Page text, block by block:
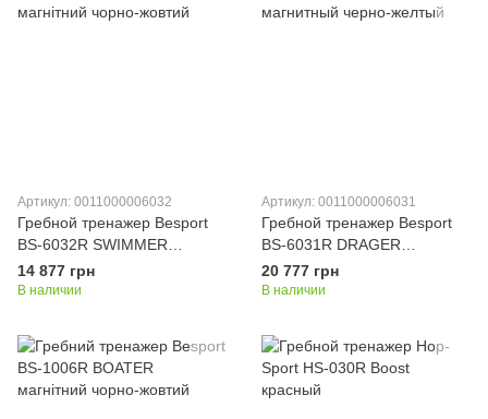
Артикул: 0011000006032
Гребной тренажер Besport
BS-6032R SWIMMER
магнитный черно-желтый
14 877 грн
В наличии
Артикул: 0011000006031
Гребной тренажер Besport
BS-6031R DRAGER
магнитный черно-желтый
20 777 грн
В наличии